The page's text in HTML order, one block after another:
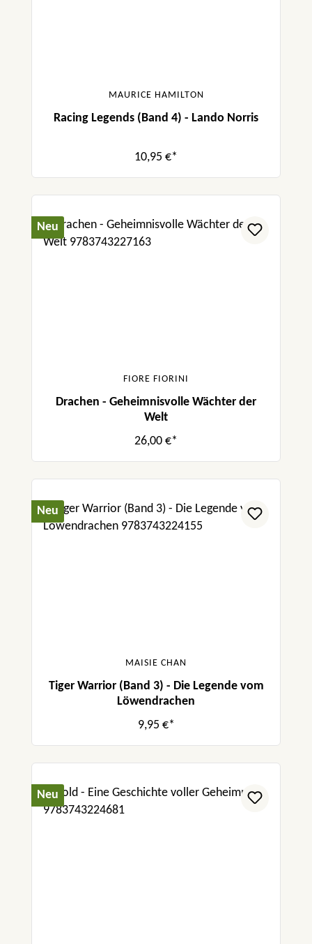
MAURICE HAMILTON
Racing Legends (Band 4) - Lando Norris
10,95 €*
Neu
FIORE FIORINI
Drachen - Geheimnisvolle Wächter der
Welt
26,00 €*
Neu
MAISIE CHAN
Tiger Warrior (Band 3) - Die Legende vom
Löwendrachen
9,95 €*
Neu